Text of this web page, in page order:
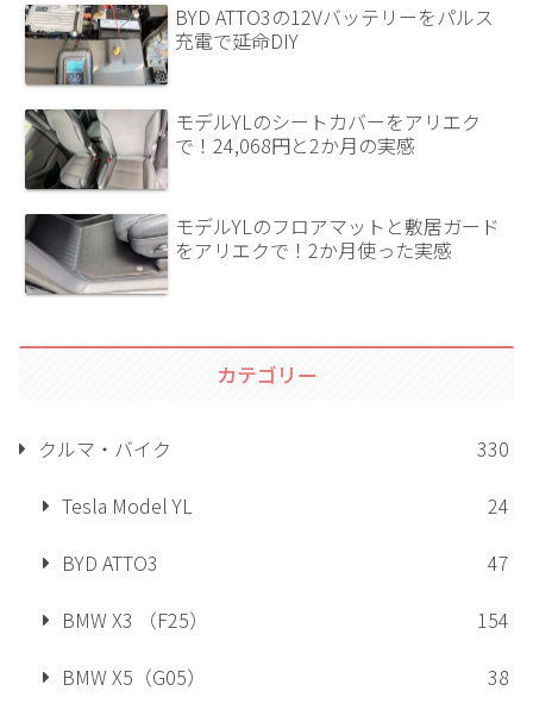
BYD ATTO3の12Vバッテリーをパルス
充電で延命DIY
モデルYLのシートカバーをアリエク
で！24,068円と2か月の実感
モデルYLのフロアマットと敷居ガード
をアリエクで！2か月使った実感
カテゴリー
クルマ・バイク
330
Tesla Model YL
24
BYD ATTO3
47
BMW X3 （F25）
154
BMW X5（G05）
38